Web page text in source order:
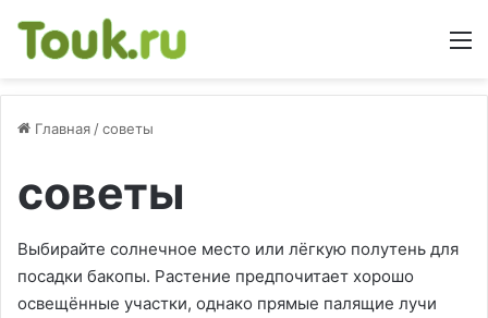
Главная /советы
советы
Выбирайте солнечное место или лёгкую полутень для
посадки бакопы. Растение предпочитает хорошо
освещённые участки, однако прямые палящие лучи